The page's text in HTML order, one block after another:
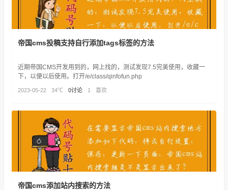
帝国cms投稿支持自行添加tags标签的方法
近期帝国CMS开发用到的，网上找的，测试发现7.5完美使用，收藏一
下，以便以后使用。打开/e/class/qinfofun.php
2023-05-22 34℃ 0讨论 1 喜欢
帝国cms添加站内搜索的方法